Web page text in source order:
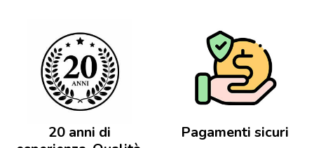
20 anni di
Pagamenti sicuri